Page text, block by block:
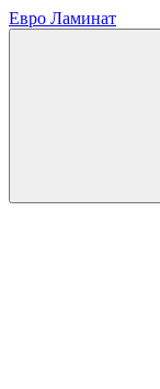
Евро Ламинат